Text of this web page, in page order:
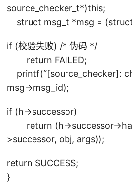
source_checker_t*)this;
struct msg_t *msg =
if (校验失败) /* 伪码 */
return FAILED;
printf(“[source_checker]:
msg->msg_id);
if (h->successor)
return (h->successor-
>successor, obj, args));
return SUCCESS;
}